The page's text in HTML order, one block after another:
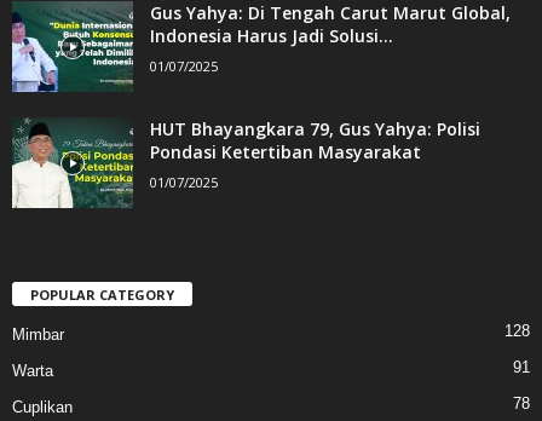
Gus Yahya: Di Tengah Carut Marut Global,
Indonesia Harus Jadi Solusi...
01/07/2025
HUT Bhayangkara 79, Gus Yahya: Polisi
Pondasi Ketertiban Masyarakat
01/07/2025
POPULAR CATEGORY
Mimbar 128
Warta 91
Cuplikan 78